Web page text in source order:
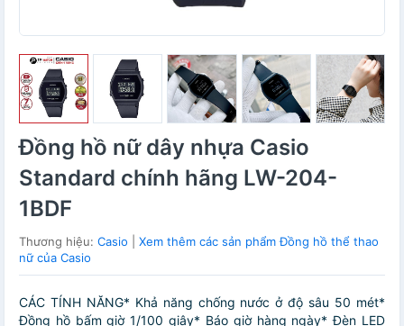
Đồng hồ nữ dây nhựa Casio
Standard chính hãng LW-204-
1BDF
Thương hiệu: Casio
Xem thêm các sản phẩm Đồng hồ thể thao
nữ của Casio
CÁC TÍNH NĂNG* Khả năng chống nước ở độ sâu 50 mét*
Đồng hồ bấm giờ 1/100 giây* Báo giờ hàng ngày* Đèn LED